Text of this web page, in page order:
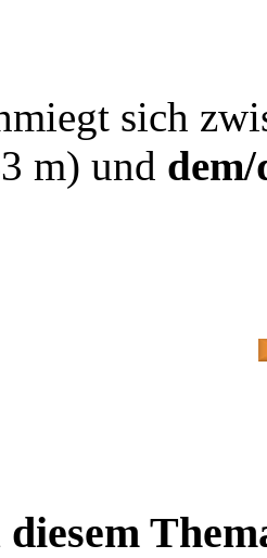
sich
m) und dem/